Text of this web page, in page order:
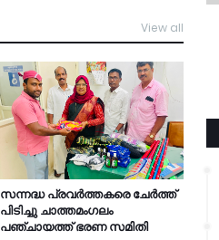
View all
സന്നദ്ധ പ്രവർത്തകരെ ചേർത്ത്
പിടിച്ചു ചാത്തമംഗലം
പഞ്ചായത്ത്‌ ഭരണ സമിതി